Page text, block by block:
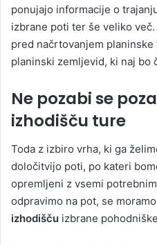
ponujajo informacije o
izbrane poti ter še veliko
pred načrtovanjem
planinski zemljevid, ki naj bo
Ne pozabi se
izhodišču ture
Toda z izbiro vrha, ki ga
določitvijo poti, po kateri
opremljeni z vsemi
odpravimo na pot, se
izhodišču izbrane